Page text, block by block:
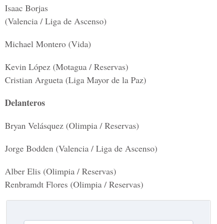
Isaac Borjas
(Valencia / Liga de Ascenso)
Michael Montero (Vida)
Kevin López (Motagua / Reservas)
Cristian Argueta (Liga Mayor de la Paz)
Delanteros
Bryan Velásquez (Olimpia / Reservas)
Jorge Bodden (Valencia / Liga de Ascenso)
Alber Elis (Olimpia / Reservas)
Renbramdt Flores (Olimpia / Reservas)